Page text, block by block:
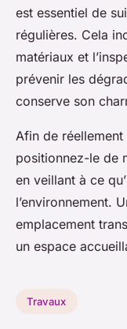
est essentiel de
régulières. Cela
matériaux et
prévenir les
conserve son
Afin de
positionnez-le de
en veillant à ce
l’environnement.
emplacement
un espace
Travaux